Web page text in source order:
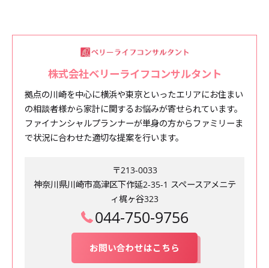
株式会社ベリーライフコンサルタント
拠点の川崎を中心に横浜や東京といったエリアにお住まい
の相談者様から家計に関するお悩みが寄せられています。
ファイナンシャルプランナーが単身の方からファミリーま
で状況に合わせた適切な提案を行います。
〒213-0033
神奈川県川崎市高津区下作延2-35-1 スペースアメニテ
ィ梶ヶ谷323
044-750-9756
お問い合わせはこちら